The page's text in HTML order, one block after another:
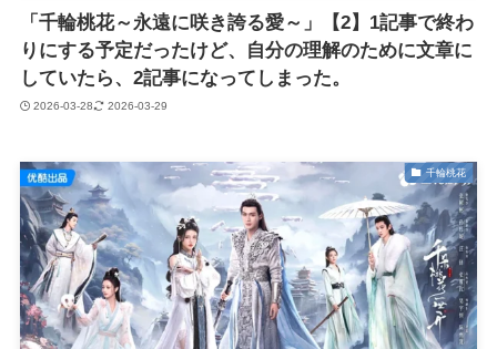
「千輪桃花～永遠に咲き誇る愛～」【2】1記事で終わ
りにする予定だったけど、自分の理解のために文章に
していたら、2記事になってしまった。
2026-03-28 2026-03-29
千輪桃花